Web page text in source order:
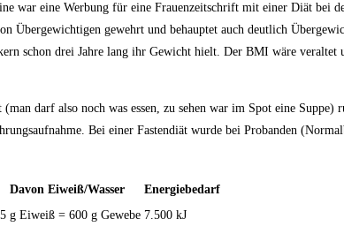
war eine Werbung für eine Frauenzeitschrift mit einer Diät bei
Übergewichtigen gewehrt und behauptet auch deutlich
schon drei Jahre lang ihr Gewicht hielt. Der BMI wäre veraltet
darf also noch was essen, zu sehen war im Spot eine Suppe)
Bei einer Fastendiät wurde bei Probanden
Davon Eiweiß/Wasser
Energiebedarf
g Eiweiß = 600 g Gewebe 7.500 kJ